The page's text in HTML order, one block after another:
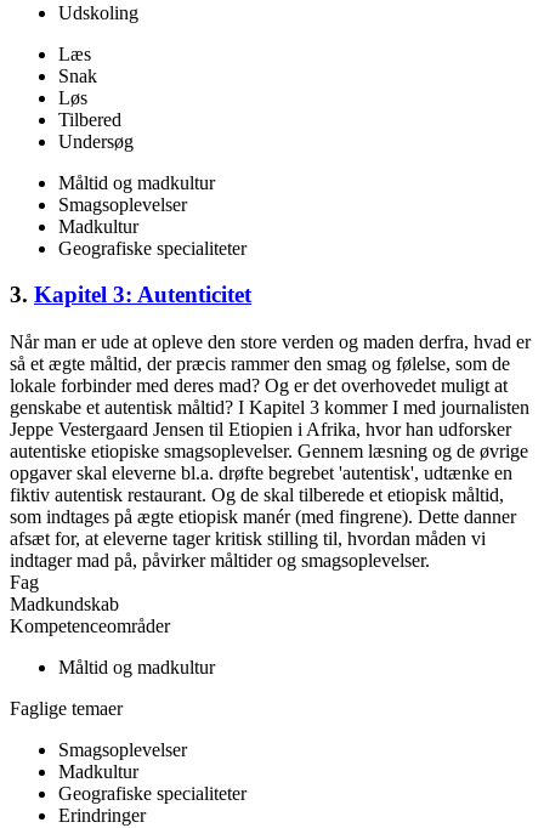
Udskoling
Læs
Snak
Løs
Tilbered
Undersøg
Måltid og madkultur
Smagsoplevelser
Madkultur
Geografiske specialiteter
3. Kapitel 3: Autenticitet
Når man er ude at opleve den store verden og maden derfra, hvad er
så et ægte måltid, der præcis rammer den smag og følelse, som de
lokale forbinder med deres mad? Og er det overhovedet muligt at
genskabe et autentisk måltid? I Kapitel 3 kommer I med journalisten
Jeppe Vestergaard Jensen til Etiopien i Afrika, hvor han udforsker
autentiske etiopiske smagsoplevelser. Gennem læsning og de øvrige
opgaver skal eleverne bl.a. drøfte begrebet 'autentisk', udtænke en
fiktiv autentisk restaurant. Og de skal tilberede et etiopisk måltid,
som indtages på ægte etiopisk manér (med fingrene). Dette danner
afsæt for, at eleverne tager kritisk stilling til, hvordan måden vi
indtager mad på, påvirker måltider og smagsoplevelser.
Fag
Madkundskab
Kompetenceområder
Måltid og madkultur
Faglige temaer
Smagsoplevelser
Madkultur
Geografiske specialiteter
Erindringer